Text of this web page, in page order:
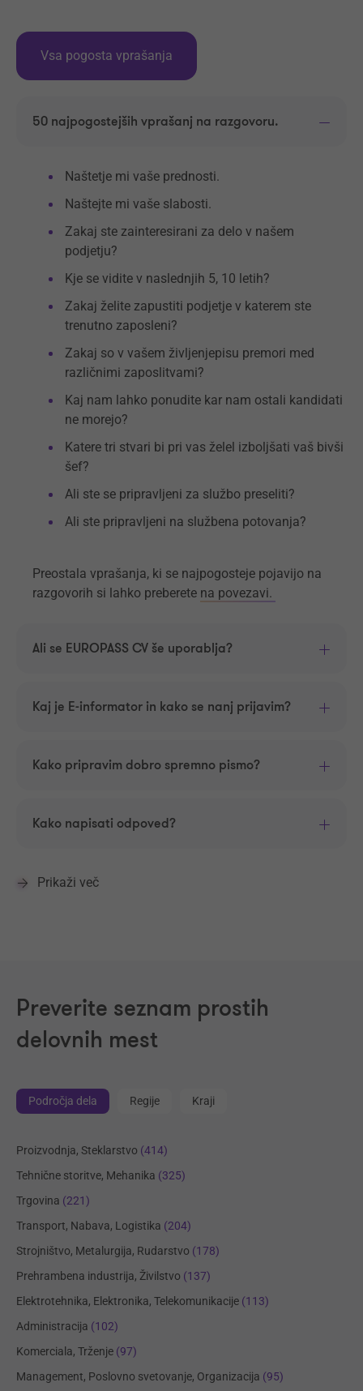
Vsa pogosta vprašanja
50 najpogostejših vprašanj na razgovoru.
Naštetje mi vaše prednosti.
Naštejte mi vaše slabosti.
Zakaj ste zainteresirani za delo v našem
podjetju?
Kje se vidite v naslednjih 5, 10 letih?
Zakaj želite zapustiti podjetje v katerem ste
trenutno zaposleni?
Zakaj so v vašem življenjepisu premori med
različnimi zaposlitvami?
Kaj nam lahko ponudite kar nam ostali kandidati
ne morejo?
Katere tri stvari bi pri vas želel izboljšati vaš bivši
šef?
Ali ste se pripravljeni za službo preseliti?
Ali ste pripravljeni na službena potovanja?
Preostala vprašanja, ki se najpogosteje pojavijo na
razgovorih si lahko preberete na povezavi.
Ali se EUROPASS CV še uporablja?
Kaj je E-informator in kako se nanj prijavim?
Kako pripravim dobro spremno pismo?
Kako napisati odpoved?
Prikaži več
Preverite seznam prostih
delovnih mest
Področja dela Regije Kraji
Proizvodnja, Steklarstvo (414)
Tehnične storitve, Mehanika (325)
Trgovina (221)
Transport, Nabava, Logistika (204)
Strojništvo, Metalurgija, Rudarstvo (178)
Prehrambena industrija, Živilstvo (137)
Elektrotehnika, Elektronika, Telekomunikacije (113)
Administracija (102)
Komerciala, Trženje (97)
Management, Poslovno svetovanje, Organizacija (95)